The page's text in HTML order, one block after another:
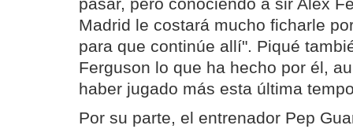
pasar, pero conociendo a sir Alex
Madrid le costará mucho ficharle
para que continúe allí". Piqué
Ferguson lo que ha hecho por él,
haber jugado más esta última
Por su parte, el entrenador Pep